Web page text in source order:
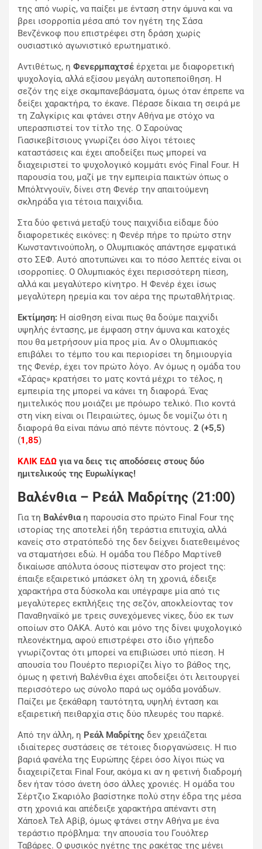
της από νωρίς, να παίξει με ένταση στην άμυνα και να
βρει ισορροπία μέσα από τον ηγέτη της Σάσα
Βενζένκοφ που επιστρέφει στη δράση χωρίς
ουσιαστικό αγωνιστικό ερωτηματικό.
Αντιθέτως, η Φενερμπαχτσέ έρχεται με διαφορετική
ψυχολογία, αλλά εξίσου μεγάλη αυτοπεποίθηση. Η
σεζόν της είχε σκαμπανεβάσματα, όμως όταν έπρεπε να
δείξει χαρακτήρα, το έκανε. Πέρασε δίκαια τη σειρά με
τη Ζαλγκίρις και φτάνει στην Αθήνα με στόχο να
υπερασπιστεί τον τίτλο της. Ο Σαρούνας
Γιασικεβίτσιους γνωρίζει όσο λίγοι τέτοιες
καταστάσεις και έχει αποδείξει πως μπορεί να
διαχειριστεί το ψυχολογικό κομμάτι ενός Final Four. Η
παρουσία του, μαζί με την εμπειρία παικτών όπως ο
Μπόλτνγουϊν, δίνει στη Φενέρ την απαιτούμενη
σκληράδα για τέτοια παιχνίδια.
Στα δύο φετινά μεταξύ τους παιχνίδια είδαμε δύο
διαφορετικές εικόνες: η Φενέρ πήρε το πρώτο στην
Κωνσταντινούπολη, ο Ολυμπιακός απάντησε εμφατικά
στο ΣΕΦ. Αυτό αποτυπώνει και το πόσο λεπτές είναι οι
ισορροπίες. Ο Ολυμπιακός έχει περισσότερη πίεση,
αλλά και μεγαλύτερο κίνητρο. Η Φενέρ έχει ίσως
μεγαλύτερη ηρεμία και τον αέρα της πρωταθλήτριας.
Εκτίμηση: Η αίσθηση είναι πως θα δούμε παιχνίδι
υψηλής έντασης, με έμφαση στην άμυνα και κατοχές
που θα μετρήσουν μία προς μία. Αν ο Ολυμπιακός
επιβάλει το τέμπο του και περιορίσει τη δημιουργία
της Φενέρ, έχει τον πρώτο λόγο. Αν όμως η ομάδα του
«Σάρας» κρατήσει το ματς κοντά μέχρι το τέλος, η
εμπειρία της μπορεί να κάνει τη διαφορά. Ένας
ημιτελικός που μοιάζει με πρόωρο τελικό. Πιο κοντά
στη νίκη είναι οι Πειραιώτες, όμως δε νομίζω ότι η
διαφορά θα είναι πάνω από πέντε πόντους. 2 (+5,5)
(1,85)
ΚΛΙΚ ΕΔΩ για να δεις τις αποδόσεις στους δύο
ημιτελικούς της Ευρωλίγκας!
Βαλένθια – Ρεάλ Μαδρίτης (21:00)
Για τη Βαλένθιαη παρουσία στο πρώτο Final Four της
ιστορίας της αποτελεί ήδη τεράστια επιτυχία, αλλά
κανείς στο στρατόπεδό της δεν δείχνει διατεθειμένος
να σταματήσει εδώ. Η ομάδα του Πέδρο Μαρτίνεθ
δικαίωσε απόλυτα όσους πίστεψαν στο project της:
έπαιξε εξαιρετικό μπάσκετ όλη τη χρονιά, έδειξε
χαρακτήρα στα δύσκολα και υπέγραψε μία από τις
μεγαλύτερες εκπλήξεις της σεζόν, αποκλείοντας τον
Παναθηναϊκό με τρεις συνεχόμενες νίκες, δύο εκ των
οποίων στο ΟΑΚΑ. Αυτό και μόνο της δίνει ψυχολογικό
πλεονέκτημα, αφού επιστρέφει στο ίδιο γήπεδο
γνωρίζοντας ότι μπορεί να επιβιώσει υπό πίεση. Η
απουσία του Πουέρτo περιορίζει λίγο το βάθος της,
όμως η φετινή Βαλένθια έχει αποδείξει ότι λειτουργεί
περισσότερο ως σύνολο παρά ως ομάδα μονάδων.
Παίζει με ξεκάθαρη ταυτότητα, υψηλή ένταση και
εξαιρετική πειθαρχία στις δύο πλευρές του παρκέ.
Από την άλλη, η Ρεάλ Μαδρίτης δεν χρειάζεται
ιδιαίτερες συστάσεις σε τέτοιες διοργανώσεις. Η πιο
βαριά φανέλα της Ευρώπης ξέρει όσο λίγοι πώς να
διαχειρίζεται Final Four, ακόμα κι αν η φετινή διαδρομή
δεν ήταν τόσο άνετη όσο άλλες χρονιές. Η ομάδα του
Σέρτζιο Σκαριόλο βασίστηκε πολύ στην έδρα της μέσα
στη χρονιά και απέδειξε χαρακτήρα απέναντι στη
Χάποελ Τελ Αβίβ, όμως φτάνει στην Αθήνα με ένα
τεράστιο πρόβλημα: την απουσία του Γουόλτερ
Ταβάρες. Ο φυσικός ηγέτης της ρακέτας της μένει